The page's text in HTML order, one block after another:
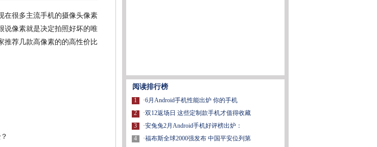
在很多主流手机的摄像头像素
说像素就是决定拍照好坏的唯
推荐几款高像素的的高性价比
阅读排行榜
1
2
3
4
·6月Android手机性能出炉 你的手机
·双12返场日 这些定制款手机才值得收藏
·安兔兔2月Android手机好评榜出炉：
·福布斯全球2000强发布 中国平安位列第